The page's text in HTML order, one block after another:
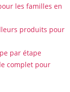
les familles en
produits pour
par étape
complet pour